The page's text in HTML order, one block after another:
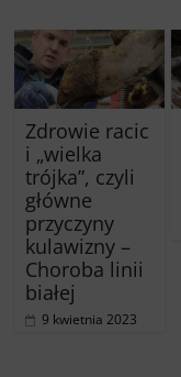
Zdrowie racic
i „wielka
trójka”, czyli
główne
przyczyny
kulawizny –
Choroba linii
białej
9 kwietnia 2023